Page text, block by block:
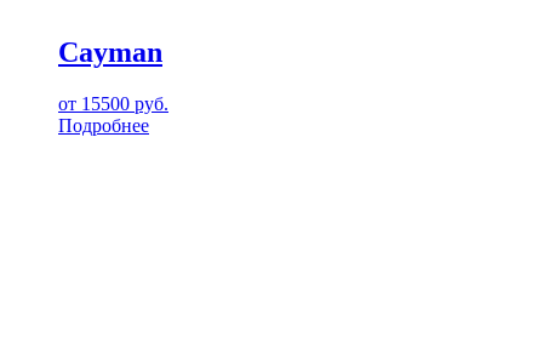
Cayman
от 15500 руб.
Подробнее